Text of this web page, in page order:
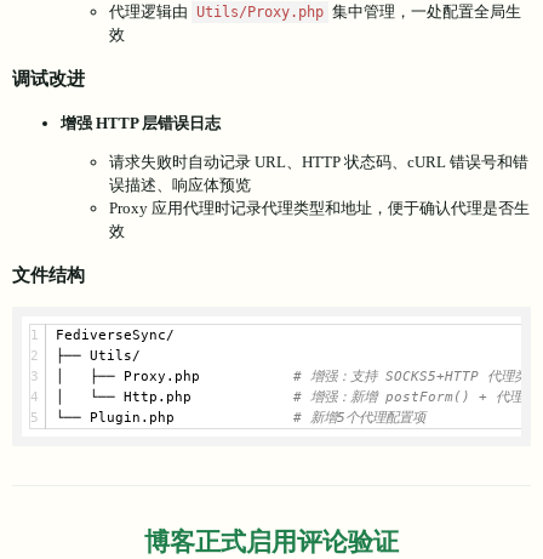
代理逻辑由 Utils/Proxy.php 集中管理，一处配置全局生
效
调试改进
增强 HTTP 层错误日志
请求失败时自动记录 URL、HTTP 状态码、cURL 错误号和错
误描述、响应体预览
Proxy 应用代理时记录代理类型和地址，便于确认代理是否生
效
文件结构
FediverseSync/
├── Utils/
│   ├── Proxy.php # 增强：支持 SOCKS5+HTTP 代理类型
│   └── Http.php # 增强：新增 postForm() + 代理集
└── Plugin.php # 新增5个代理配置项
博客正式启用评论验证